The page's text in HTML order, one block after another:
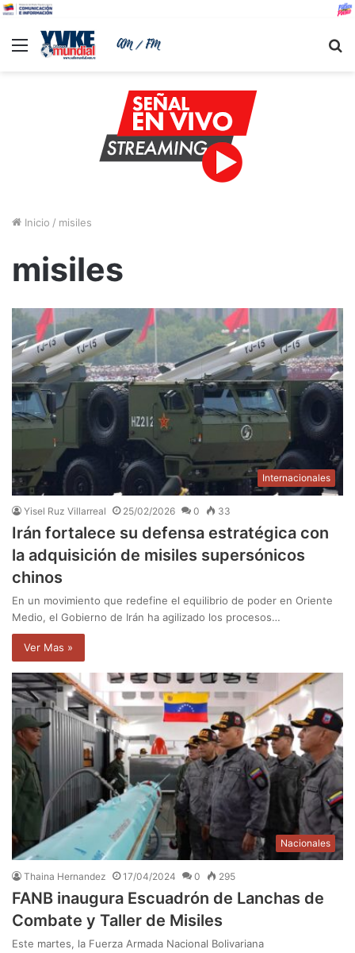
Menu
Inicio / misiles
misiles
Internacionales
Yisel Ruz Villarreal 25/02/2026 0 33
Irán fortalece su defensa estratégica con
la adquisición de misiles supersónicos
chinos
En un movimiento que redefine el equilibrio de poder en Oriente
Medio, el Gobierno de Irán ha agilizado los procesos…
Ver Mas »
Nacionales
Thaina Hernandez 17/04/2024 0 295
FANB inaugura Escuadrón de Lanchas de
Combate y Taller de Misiles
Este martes, la Fuerza Armada Nacional Bolivariana